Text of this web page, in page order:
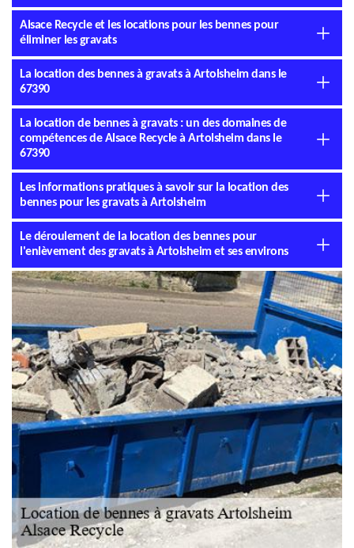
Alsace Recycle et les locations pour les bennes pour
éliminer les gravats
La location des bennes à gravats à Artolsheim dans le
67390
La location de bennes à gravats : un des domaines de
compétences de Alsace Recycle à Artolsheim dans le
67390
Les informations pratiques à savoir sur la location des
bennes pour les gravats à Artolsheim
Le déroulement de la location des bennes pour
l'enlèvement des gravats à Artolsheim et ses environs